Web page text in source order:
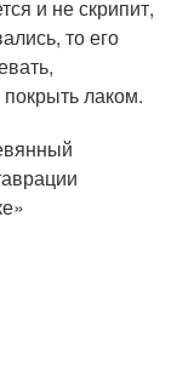
и не скрипит,
то его
лаком.